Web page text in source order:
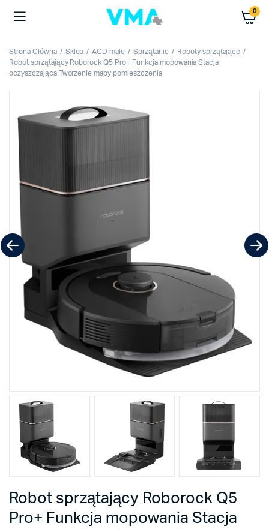
0
Strona Główna Sklep AGD małe Sprzątanie
Roboty sprzątające
Robot sprzątający Roborock Q5 Pro+ Funkcja mopowania Stacja
oczyszczająca Tworzenie mapy pomieszczenia
Robot sprzątający Roborock Q5
Pro+ Funkcja mopowania Stacja